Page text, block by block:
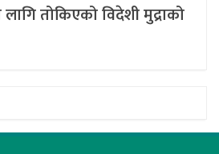
तोकिएको विदेशी मुद्राको